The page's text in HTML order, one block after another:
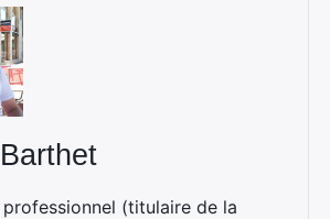
professionnel (titulaire de la